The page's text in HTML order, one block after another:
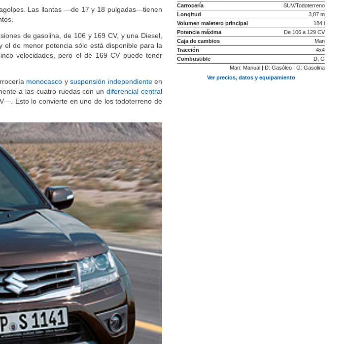
Las llantas —de 17 y 18 pulgadas—tienen
de gasolina, de 106 y 169 CV, y una Diesel,
de menor potencia sólo está disponible para la
velocidades, pero el de 169 CV puede tener
monocasco ysuspensión independienteen
a las cuatro ruedas con undiferencial central
Esto lo convierte en uno de los todoterreno de
Carrocería
SUV/Todoterreno
Longitud
3,87 m
Volumen maletero principal
184 l
Potencia máxima
De 106 a 129 CV
Caja de cambios
Man
Tracción
4x4
Combustible
D, G
Man: Manual | D: Gasóleo | G: Gasolina
Ver precios, datos y equipamiento